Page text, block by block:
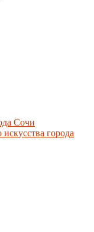
Сочи
города